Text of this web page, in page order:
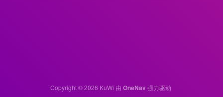
Copyright © 2026 KuWi 由 OneNav强力驱动